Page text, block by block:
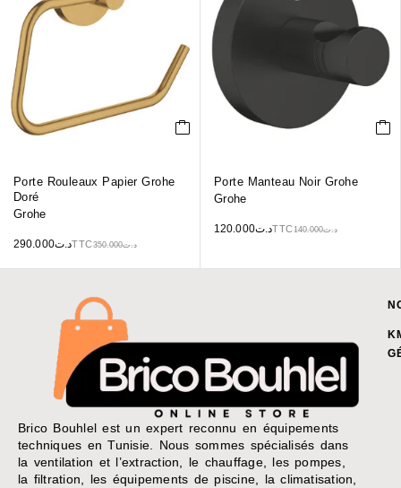
Porte Rouleaux Papier Grohe
Doré
Grohe
د.ت350.000 د.ت290.000 TTC
Porte Manteau Noir Grohe
Grohe
د.ت140.000 د.ت120.000 TTC
Brico Bouhlel est un expert reconnu en équipements
techniques en Tunisie. Nous sommes spécialisés dans
la ventilation et l’extraction, le chauffage, les pompes,
la filtration, les équipements de piscine, la climatisation,